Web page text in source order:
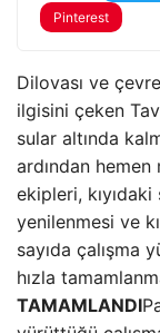
Pinterest
Dilovası ve
ilgisini çeken
sular altında
ardından
ekipleri, kıyıdaki
yenilenmesi ve
sayıda çalışma
hızla
TAMAMLANDI